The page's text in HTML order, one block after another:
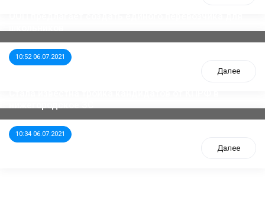
10:52 06.07.2021
Далее
10:34 06.07.2021
Далее